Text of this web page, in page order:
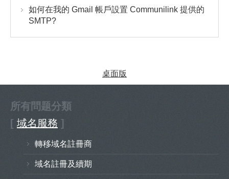
如何在我的 Gmail 帳戶設置 Communilink 提供的
SMTP?
桌面版
所有問题分類
[ 域名服務 ]
轉移域名註冊商
域名註冊及續期